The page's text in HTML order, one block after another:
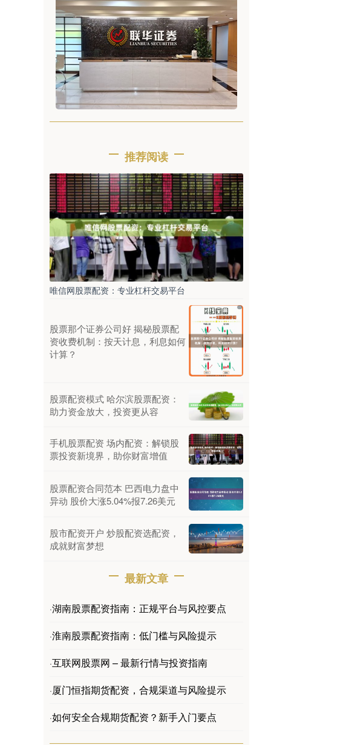
推荐阅读
唯信网股票配资：专业杠杆交易平台
股票那个证券公司好 揭秘股票配
资收费机制：按天计息，利息如何
计算？
股票配资模式 哈尔滨股票配资：
助力资金放大，投资更从容
手机股票配资 场内配资：解锁股
票投资新境界，助你财富增值
股票配资合同范本 巴西电力盘中
异动 股价大涨5.04%报7.26美元
股市配资开户 炒股配资选配资，
成就财富梦想
最新文章
·湖南股票配资指南：正规平台与风控要点
·淮南股票配资指南：低门槛与风险提示
·互联网股票网 – 最新行情与投资指南
·厦门恒指期货配资，合规渠道与风险提示
·如何安全合规期货配资？新手入门要点